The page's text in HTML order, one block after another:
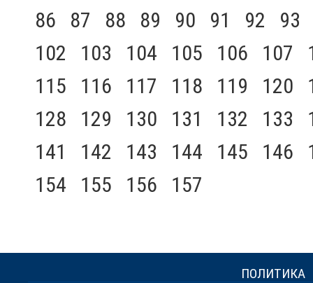
86
87 88 89 90 91 92
93
102
103 104 105 106 107
115
116 117 118 119 120
128
129 130 131 132 133
141
142 143 144 145 146
154
155 156 157
ПОЛИТИКА